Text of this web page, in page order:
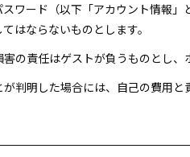
ワード（以下「アカウント情報
はならないものとします。
の責任はゲストが負うものとし、
判明した場合には、自己の費用と